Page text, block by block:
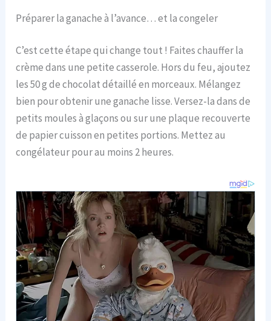
Préparer la ganache à l’avance… et la congeler
C’est cette étape qui change tout ! Faites chauffer la
crème dans une petite casserole. Hors du feu, ajoutez
les 50 g de chocolat détaillé en morceaux. Mélangez
bien pour obtenir une ganache lisse. Versez-la dans de
petits moules à glaçons ou sur une plaque recouverte
de papier cuisson en petites portions. Mettez au
congélateur pour au moins 2 heures.